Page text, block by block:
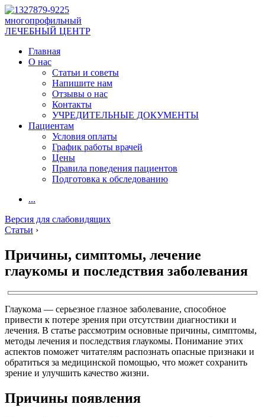
многопрофильный
ЛЕЧЕБНЫЙ ЦЕНТР
Главная
О нас
Статьи и советы
Напишите нам
Отзывы о нас
Контакты
УЧРЕДИТЕЛЬНЫЕ ДОКУМЕНТЫ
Пациентам
Условия оплаты
График работы врачей
Цены
Правила поведения пациентов
Подготовка к обследованию
...
Версия для слабовидящих
Статьи ›
Причины, симптомы, лечение
глаукомы и последствия заболевания
Глаукома — серьезное глазное заболевание, способное
привести к потере зрения при отсутствии диагностики и
лечения. В статье рассмотрим основные причины, симптомы,
методы лечения и последствия глаукомы. Понимание этих
аспектов поможет читателям распознать опасные признаки и
обратиться за медицинской помощью, что может сохранить
зрение и улучшить качество жизни.
Причины появления